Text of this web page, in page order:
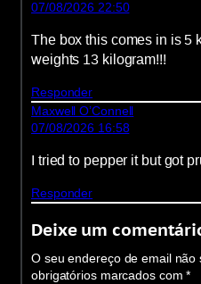
07/08/2026 22:50
The box this comes in is 5
weights 13 kilogram!!!
Responder
Maxwell O’Connell
07/08/2026 16:58
I tried to pepper it but got
Responder
Deixe um
O seu endereço de email não
obrigatórios marcados com*